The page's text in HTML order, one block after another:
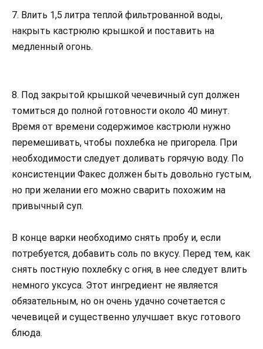
7. Влить 1,5 литра теплой фильтрованной воды,
накрыть кастрюлю крышкой и поставить на
медленный огонь.
8. Под закрытой крышкой чечевичный суп должен
томиться до полной готовности около 40 минут.
Время от времени содержимое кастрюли нужно
перемешивать, чтобы похлебка не пригорела. При
необходимости следует доливать горячую воду. По
консистенции Факес должен быть довольно густым,
но при желании его можно сварить похожим на
привычный суп.
В конце варки необходимо снять пробу и, если
потребуется, добавить соль по вкусу. Перед тем, как
снять постную похлебку с огня, в нее следует влить
немного уксуса. Этот ингредиент не является
обязательным, но он очень удачно сочетается с
чечевицей и существенно улучшает вкус готового
блюда.